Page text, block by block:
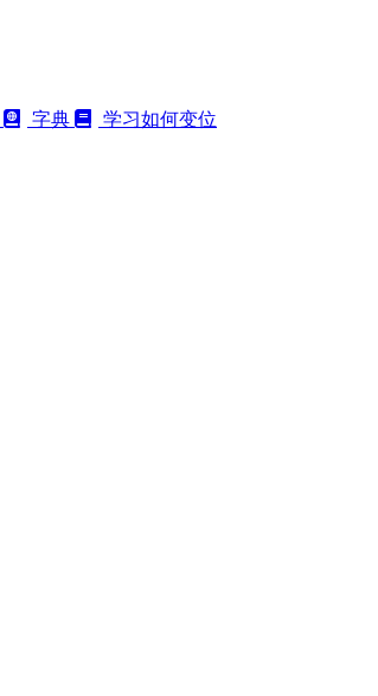
字典
学习如何变位